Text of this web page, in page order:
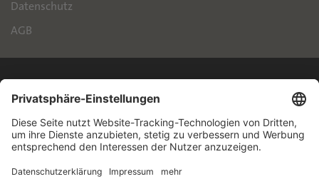
Datenschutz
AGB
IPH
Handelsimmobilien GmbH